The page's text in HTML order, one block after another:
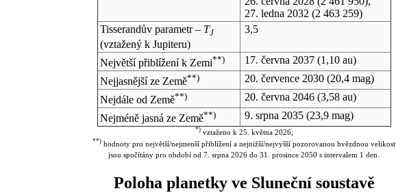
27. ledna 2032 (2 463 259)
Tisserandův parametr – TJ
(vztažený k Jupiteru)
3,5
Největší přiblížení k Zemi**) 17. června 2037(1,10 au)
Nejjasnější ze Země**) 20. července 2030(20,4 mag)
Nejdále od Země**) 20. června 2046(3,58 au)
Nejméně jasná ze Země**) 9. srpna 2035(23,9 mag)
*)vztaženo k 25. května 2026;
**) hodnoty pro největší/nejmenší přiblížení a nejnižší/nejvyšší pozorovanou hvězdnou velikost
jsou spočítány pro období od 7. srpna 2026 do 31. prosince 2050 s intervalem 1 den.
Poloha planetky ve Sluneční soustavě